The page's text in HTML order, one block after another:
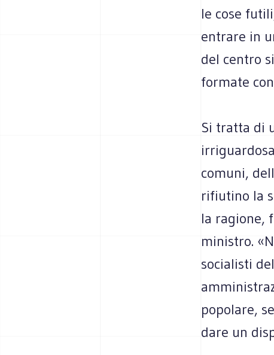
le cose
entrare in
del centro
formate
Si tratta di
comuni,
rifiutino la
la ragione,
ministro.
socialisti
popolare,
dare un